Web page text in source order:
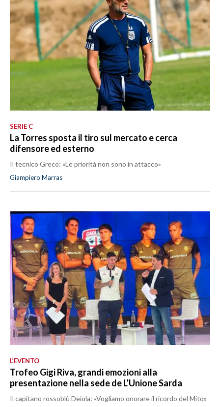
SERIE C
La Torres sposta il tiro sul mercato e cerca
difensore ed esterno
Il tecnico Greco: «Le priorità non sono in attacco»
Giampiero Marras
L’EVENTO
Trofeo Gigi Riva, grandi emozioni alla
presentazione nella sede de L’Unione Sarda
Il capitano rossoblù Deiola: «Vogliamo onorare il ricordo del Mito»